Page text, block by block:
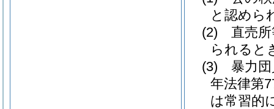
と認めら
(2)
直売
られると
(3)
暴力
年法律第
は常習的